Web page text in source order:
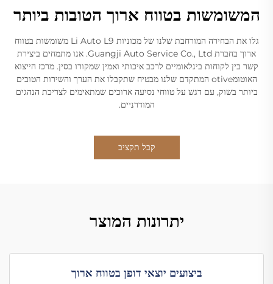
המשומשות בטווח ארוך הטובות ביותר
גלו את הבחירה המורחבת שלנו של מכוניות Li Auto L9 משומשות בטווח
ארוך בחברת Guangji Auto Service Co., Ltd. אנו מתמחים ביצירת
קשר בין לקוחות בינלאומיים לרכב איכותי ואמין שמקורו בסין. מרכז הייצוא
האוטומotive המתקדם שלנו מבטיח שתקבלו את הערך והשירות הטובים
ביותר בשוק, עם דגש על טווחי נסיעה ארוכים שמתאימים לצריכת הנהגים
המודרניים.
קבל תקציב
יתרונות המוצר
ביצועים יוצאי דופן בטווח ארוך